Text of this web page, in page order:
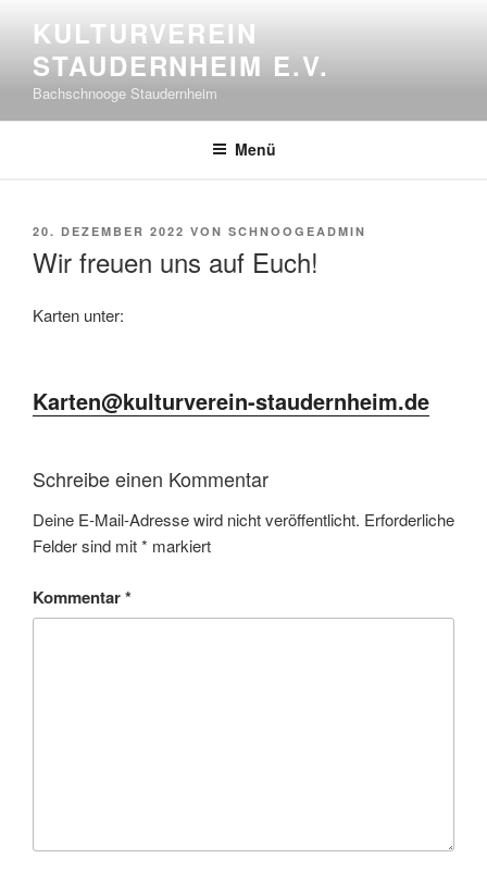
springen
KULTURVEREIN
STAUDERNHEIM E.V.
Bachschnooge Staudernheim
Menü
VERÖFFENTLICHT
20. DEZEMBER 2022 VON SCHNOOGEADMIN
Wir freuen uns auf Euch!
Karten unter:
Karten@kulturverein-staudernheim.de
Schreibe einen Kommentar
Deine E-Mail-Adresse wird nicht veröffentlicht. Erforderliche
Felder sind mit* markiert
Kommentar*